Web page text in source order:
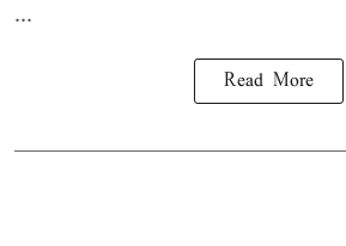
...
Read More